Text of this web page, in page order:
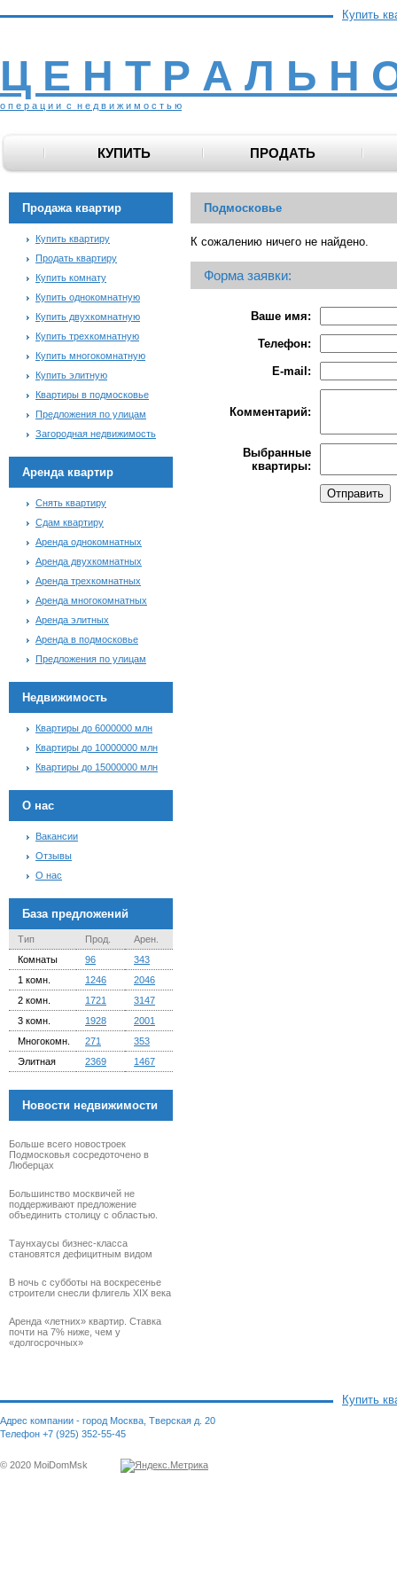
Купить
Ц Е Н Т Р А Л Ь Н
о п е р а ц и и с н е д в и ж и м о с т ь ю
КУПИТЬ ПРОДАТЬ
Продажа квартир
Купить квартиру
Продать квартиру
Купить комнату
Купить однокомнатную
Купить двухкомнатную
Купить трехкомнатную
Купить многокомнатную
Купить элитную
Квартиры в подмосковье
Предложения по улицам
Загородная недвижимость
Аренда квартир
Снять квартиру
Сдам квартиру
Аренда однокомнатных
Аренда двухкомнатных
Аренда трехкомнатных
Аренда многокомнатных
Аренда элитных
Аренда в подмосковье
Предложения по улицам
Недвижимость
Квартиры до 6000000 млн
Квартиры до 10000000 млн
Квартиры до 15000000 млн
О нас
Вакансии
Отзывы
О нас
База предложений
Тип Прод.
Арен.
Комнаты
96
343
1 комн.
1246
2046
2 комн.
1721
3147
3 комн.
1928
2001
Многокомн.
271
353
Элитная
2369 1467
Новости недвижимости
Больше всего новостроек
Подмосковья сосредоточено в
Люберцах
Большинство москвичей не
поддерживают предложение
объединить столицу с областью.
Таунхаусы бизнес-класса
становятся дефицитным видом
В ночь с субботы на воскресенье
строители снесли флигель XIX века
Аренда «летних» квартир. Ставка
почти на 7% ниже, чем у
«долгосрочных»
Подмосковье
К сожалению ничего не найдено.
Форма заявки:
Ваше имя:
Телефон:
E-mail:
Комментарий:
Выбранные
квартиры:
Купить
Адрес компании - город Москва, Тверская д. 20
Телефон +7 (925) 352-55-45
© 2020 MoiDomMsk